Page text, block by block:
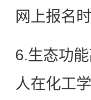
网上报名
6.生态功
人在化工